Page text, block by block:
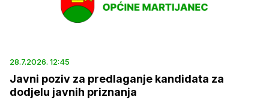
28.7.2026. 12:45
Javni poziv za predlaganje kandidata za
dodjelu javnih priznanja